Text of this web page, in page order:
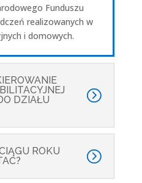
Funduszu
realizowanych w
i domowych.
DZIAŁU
ROKU